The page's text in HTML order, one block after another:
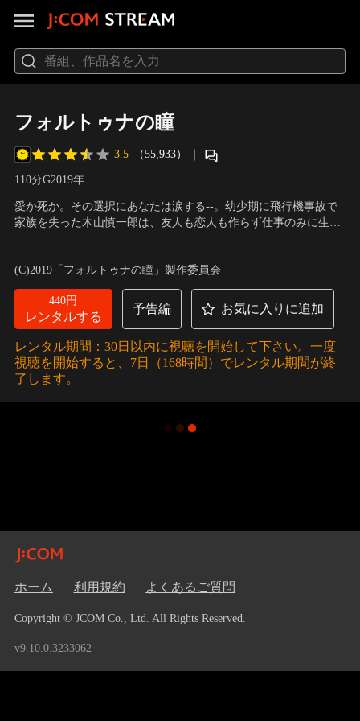
フォルトゥナの瞳
3.5 （55,933） ｜
110分G2019年
愛か死か。その選択にあなたは涙する--。幼少期に飛行機事故で
家族を失った木山慎一郎は、友人も恋人も作らず仕事のみに生き
してしまう。自分の力に苦悩する日々の中、偶然入った携帯ショ
ップで桐生葵に出会う。
(C)2019「フォルトゥナの瞳」製作委員会
440円
レンタルする
予告編 お気に入りに追加
レンタル期間：30日以内に視聴を開始して下さい。一度
視聴を開始すると、7日（168時間）でレンタル期間が終
了します。
ホーム 利用規約 よくあるご質問
Copyright © JCOM Co., Ltd. All Rights Reserved.
v9.10.0.3233062